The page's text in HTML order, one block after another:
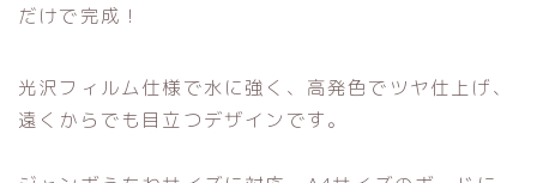
だけで完成！
光沢フィルム仕様で水に強く、高発色でツヤ仕上げ、
遠くからでも目立つデザインです。